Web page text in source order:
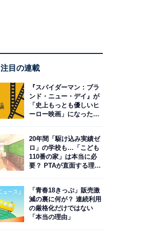
注目の連載
『スパイダーマン：ブラ
ンド・ニュー・デイ』が
「史上もっとも優しいヒ
ーロー映画」になった理
20年間「駆け込み実績ゼ
ロ」の学校も…「こども
110番の家」は本当に必
要？ PTAが直面する理想
「青春18きっぷ」販売激
減の裏に何が？ 連続利用
の厳格化だけではない
「本当の理由」